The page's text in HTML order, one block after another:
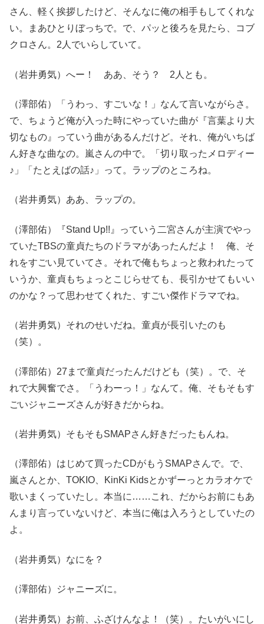
さん、軽く挨拶したけど、そんなに俺の相手もしてくれな
い。まあひとりぼっちで。で、パッと後ろを見たら、コブ
クロさん。2人でいらしていて。
（岩井勇気）へー！ ああ、そう？ 2人とも。
（澤部佑）「うわっ、すごいな！」なんて言いながらさ。
で、ちょうど俺が入った時にやっていた曲が『言葉より大
切なもの』っていう曲があるんだけど。それ、俺がいちば
ん好きな曲なの。嵐さんの中で。「切り取ったメロディー
♪」「たとえばの話♪」って。ラップのところね。
（岩井勇気）ああ、ラップの。
（澤部佑）『Stand Up!!』っていう二宮さんが主演でやっ
ていたTBSの童貞たちのドラマがあったんだよ！ 俺、そ
れをすごい見ていてさ。それで俺もちょっと救われたって
いうか、童貞もちょっとこじらせても、長引かせてもいい
のかな？って思わせてくれた、すごい傑作ドラマでね。
（岩井勇気）それのせいだね。童貞が長引いたのも
（笑）。
（澤部佑）27まで童貞だったんだけども（笑）。で、そ
れで大興奮でさ。「うわーっ！」なんて。俺、そもそもす
ごいジャニーズさんが好きだからね。
（岩井勇気）そもそもSMAPさん好きだったもんね。
（澤部佑）はじめて買ったCDがもうSMAPさんで。で、
嵐さんとか、TOKIO、KinKi Kidsとかずーっとカラオケで
歌いまくっていたし。本当に……これ、だからお前にもあ
んまり言っていないけど、本当に俺は入ろうとしていたの
よ。
（岩井勇気）なにを？
（澤部佑）ジャニーズに。
（岩井勇気）お前、ふざけんなよ！（笑）。たいがいにし